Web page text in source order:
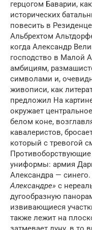
герцогом Баварии,
исторических
повесить в
Альбрехтом
когда Александр
господство в Малой
амбициям,
символами и,
живописи, как
предложил На
окружает
белом коне,
кавалеристов,
который с тревогой
униформы: армия
Александра —
Александре» с
дугообразную
извивающиеся
также лежит на